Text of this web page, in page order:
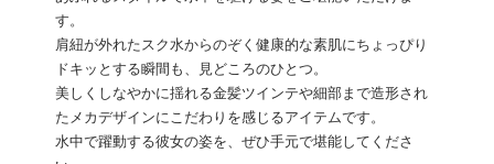
す。
肩紐が外れたスク水からのぞく健康的な素肌にちょっぴり
ドキッとする瞬間も、見どころのひとつ。
美しくしなやかに揺れる金髪ツインテや細部まで造形され
たメカデザインにこだわりを感じるアイテムです。
水中で躍動する彼女の姿を、ぜひ手元で堪能してくださ